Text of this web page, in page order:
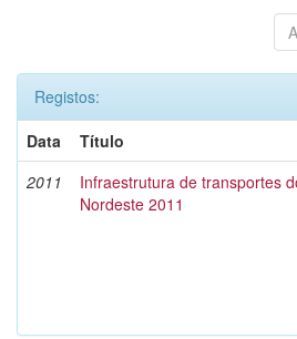
Registos:
Data
Título
2011
Infraestrutura de transportes
Nordeste 2011